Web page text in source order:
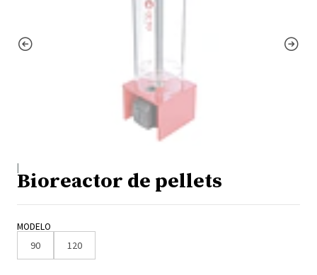
|
Bioreactor de pellets
MODELO
90 120